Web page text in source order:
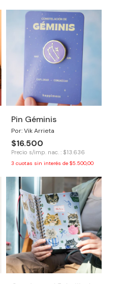
Pin Géminis
Por: Vik Arrieta
$16.500
Precio s/imp. nac. : $13.636
3 cuotas sin interés de $5.500,00